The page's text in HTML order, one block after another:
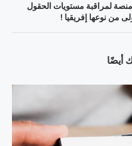
لمراقبة مستويات الحقول
من نوعها إفريقيا !
أيضًا